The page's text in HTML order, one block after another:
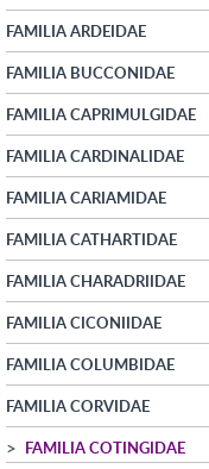
FAMILIA ARDEIDAE
FAMILIA BUCCONIDAE
FAMILIA CAPRIMULGIDAE
FAMILIA CARDINALIDAE
FAMILIA CARIAMIDAE
FAMILIA CATHARTIDAE
FAMILIA CHARADRIIDAE
FAMILIA CICONIIDAE
FAMILIA COLUMBIDAE
FAMILIA CORVIDAE
FAMILIA COTINGIDAE